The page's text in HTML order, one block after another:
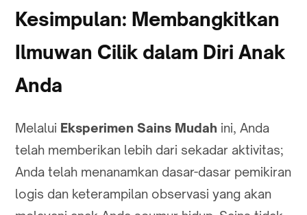
Kesimpulan: Membangkitkan
Ilmuwan Cilik dalam Diri Anak
Anda
Melalui Eksperimen Sains Mudah ini, Anda
telah memberikan lebih dari sekadar aktivitas;
Anda telah menanamkan dasar-dasar pemikiran
logis dan keterampilan observasi yang akan